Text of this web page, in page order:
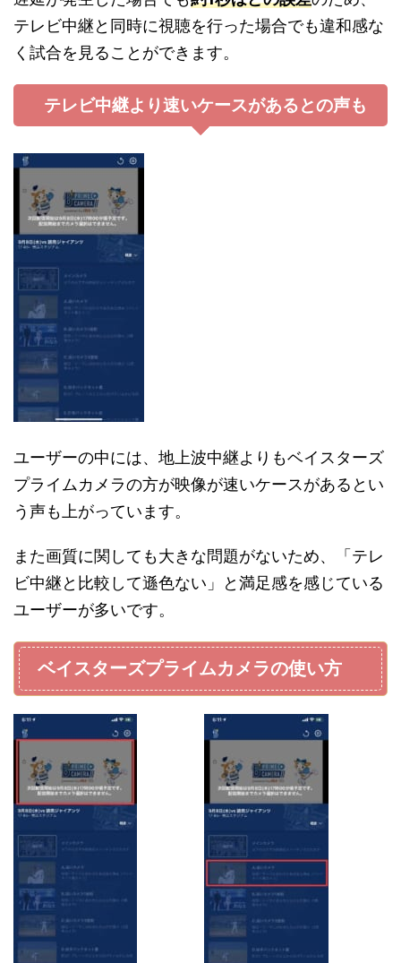
テレビ中継と同時に視聴を行った場合でも違和感な
く試合を見ることができます。
テレビ中継より速いケースがあるとの声も
ユーザーの中には、地上波中継よりもベイスターズ
プライムカメラの方が映像が速いケースがあるとい
う声も上がっています。
また画質に関しても大きな問題がないため、「テレ
ビ中継と比較して遜色ない」と満足感を感じている
ユーザーが多いです。
ベイスターズプライムカメラの使い方